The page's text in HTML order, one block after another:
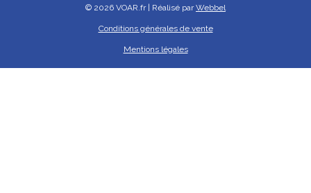
© 2026 VOAR.fr | Réalisé parWebbel
Conditions générales de vente
Mentions légales